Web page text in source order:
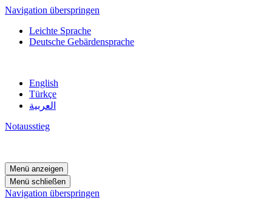
Navigation überspringen
Leichte Sprache
Deutsche Gebärdensprache
English
Türkçe
العربية
Notausstieg
Menü anzeigen
Menü schließen
Navigation überspringen